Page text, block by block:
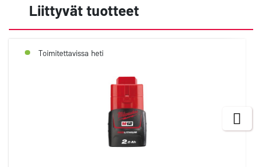
Liittyvät tuotteet
Toimitettavissa heti
Next